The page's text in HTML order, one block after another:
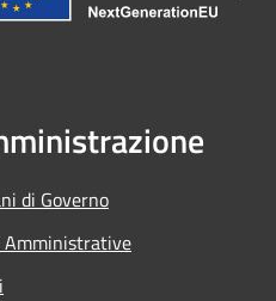
di Governo
Amministrative